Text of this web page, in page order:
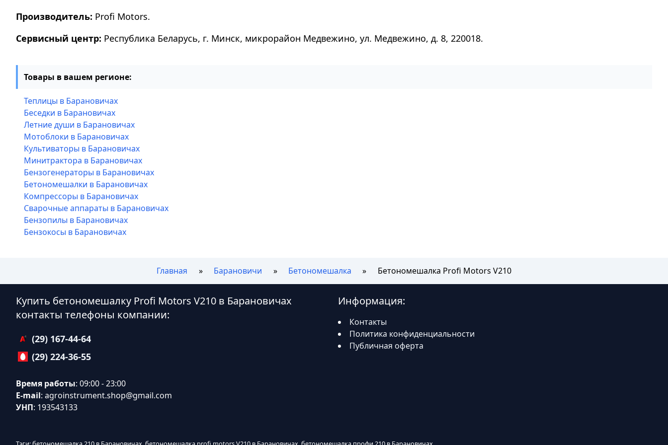
Производитель: Profi Motors.
Сервисный центр: Республика Беларусь, г. Минск, микрорайон Медвежино, ул. Медвежино, д. 8, 220018.
Товары в вашем регионе:
Теплицы в Барановичах
Беседки в Барановичах
Летние души в Барановичах
Мотоблоки в Барановичах
Культиваторы в Барановичах
Минитрактора в Барановичах
Бензогенераторы в Барановичах
Бетономешалки в Барановичах
Компрессоры в Барановичах
Сварочные аппараты в Барановичах
Бензопилы в Барановичах
Бензокосы в Барановичах
Главная Барановичи Бетономешалка Бетономешалка Profi Motors V210
Купить бетономешалку Profi Motors V210 в Барановичах
контакты телефоны компании:
(29) 167-44-64
(29) 224-36-55
Время работы: 09:00 - 23:00
E-mail: agroinstrument.shop@gmail.com
УНП: 193543133
Информация:
Контакты
Политика конфиденциальности
Публичная оферта